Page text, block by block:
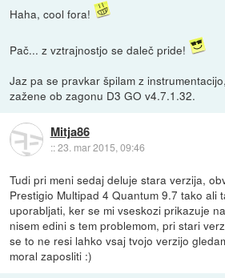
Haha, cool fora!
Pač... z vztrajnostjo se daleč pride!
Jaz pa se pravkar špilam z
zažene ob zagonu D3 GO v4.7.1.32.
Mitja86
::23. mar 2015, 09:46
Tudi pri meni sedaj deluje stara verzija,
Prestigio Multipad 4 Quantum 9.7 tako ali
uporabljati, ker se mi vseskozi prikazuje
nisem edini s tem problemom, pri stari
se to ne resi lahko vsaj tvojo verzijo
moral zaposliti :)